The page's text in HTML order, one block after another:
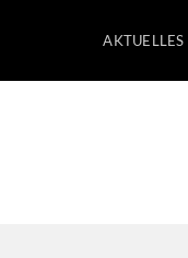
AKTUELLES